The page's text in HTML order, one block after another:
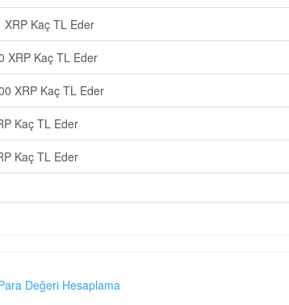
XRP Kaç TL Eder
XRP Kaç TL Eder
XRP Kaç TL Eder
Kaç TL Eder
Kaç TL Eder
Değeri Hesaplama